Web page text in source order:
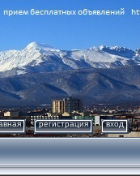
регистрация вход